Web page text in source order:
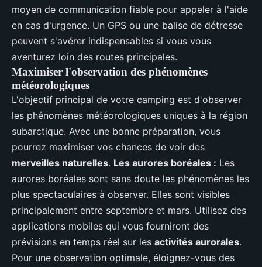
moyen de communication fiable pour appeler à l'aide
en cas d'urgence. Un GPS ou une balise de détresse
peuvent s'avérer indispensables si vous vous
aventurez loin des routes principales.
Maximiser l'observation des phénomènes
météorologiques
L'objectif principal de votre camping est d'observer
les phénomènes météorologiques uniques à la région
subarctique. Avec une bonne préparation, vous
pourrez maximiser vos chances de voir des
merveilles naturelles. Les aurores boréales : Les
aurores boréales sont sans doute les phénomènes les
plus spectaculaires à observer. Elles sont visibles
principalement entre septembre et mars. Utilisez des
applications mobiles qui vous fourniront des
prévisions en temps réel sur les activités aurorales.
Pour une observation optimale, éloignez-vous des